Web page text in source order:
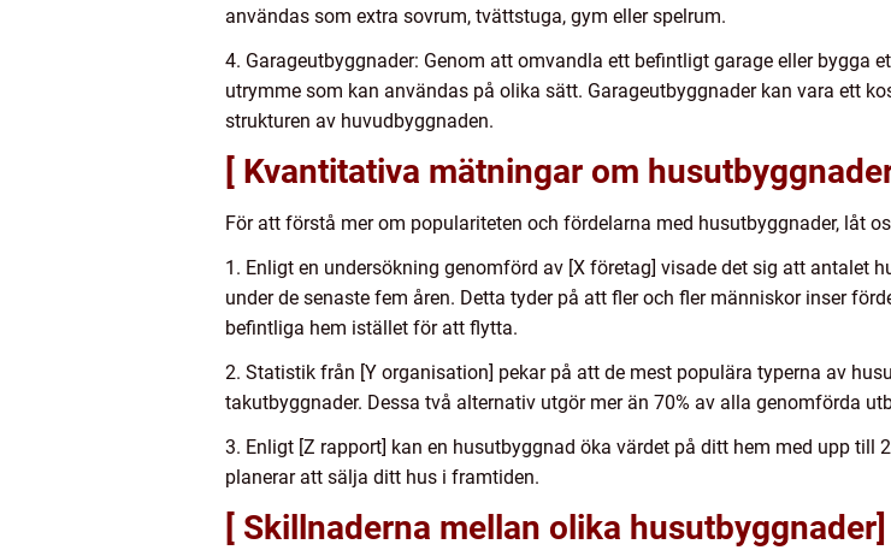
användas som extra sovrum, tvättstuga, gym eller spelrum.
4. Garageutbyggnader: Genom att omvandla ett befintligt garage eller bygga
utrymme som kan användas på olika sätt. Garageutbyggnader kan vara ett
strukturen av huvudbyggnaden.
[ Kvantitativa mätningar om
För att förstå mer om populariteten och fördelarna med husutbyggnader, låt
1. Enligt en undersökning genomförd av [X företag] visade det sig att antalet
under de senaste fem åren. Detta tyder på att fler och fler människor inser
befintliga hem istället för att flytta.
2. Statistik från [Y organisation] pekar på att de mest populära typerna av
takutbyggnader. Dessa två alternativ utgör mer än 70% av alla genomförda
3. Enligt [Z rapport] kan en husutbyggnad öka värdet på ditt hem med upp till
planerar att sälja ditt hus i framtiden.
[ Skillnaderna mellan olika husutbyggnader]